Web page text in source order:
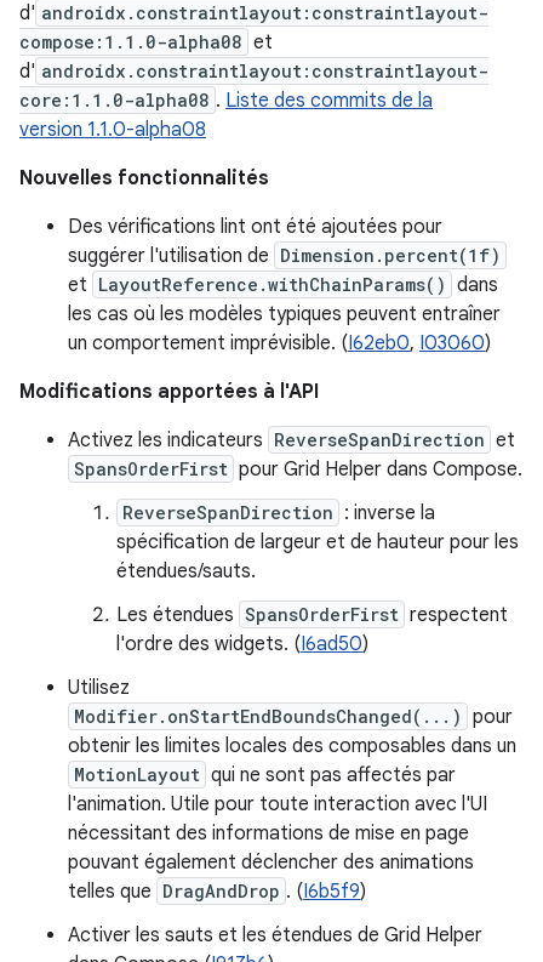
d' androidx.constraintlayout:constraintlayout-
compose:1.1.0-alpha08 et
d' androidx.constraintlayout:constraintlayout-
core:1.1.0-alpha08 . Liste des commits de la
version 1.1.0-alpha08
Nouvelles fonctionnalités
Des vérifications lint ont été ajoutées pour
suggérer l'utilisation de Dimension.percent(1f)
et LayoutReference.withChainParams() dans
les cas où les modèles typiques peuvent entraîner
un comportement imprévisible. (I62eb0, I03060)
Modifications apportées à l'API
Activez les indicateurs ReverseSpanDirection et
SpansOrderFirst pour Grid Helper dans Compose.
ReverseSpanDirection : inverse la
spécification de largeur et de hauteur pour les
étendues/sauts.
Les étendues SpansOrderFirst respectent
l'ordre des widgets. (I6ad50)
Utilisez
Modifier.onStartEndBoundsChanged(...) pour
obtenir les limites locales des composables dans un
MotionLayout qui ne sont pas affectés par
l'animation. Utile pour toute interaction avec l'UI
nécessitant des informations de mise en page
pouvant également déclencher des animations
telles que DragAndDrop . (I6b5f9)
Activer les sauts et les étendues de Grid Helper